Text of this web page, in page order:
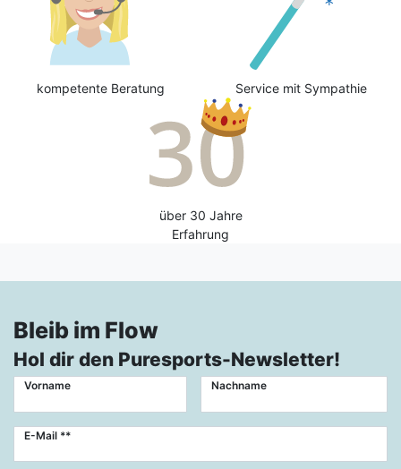
kompetente Beratung Service mit Sympathie
über 30 Jahre
Erfahrung
Bleib im Flow
Hol dir den Puresports-Newsletter!
Vorname Nachname
E-Mail **
Newsletter